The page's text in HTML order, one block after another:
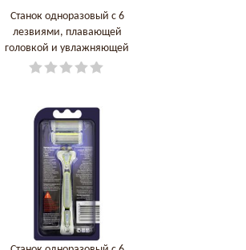
Станок одноразовый c 6
лезвиями, плавающей
головкой и увлажняющей
полосой 3+1 в подарок